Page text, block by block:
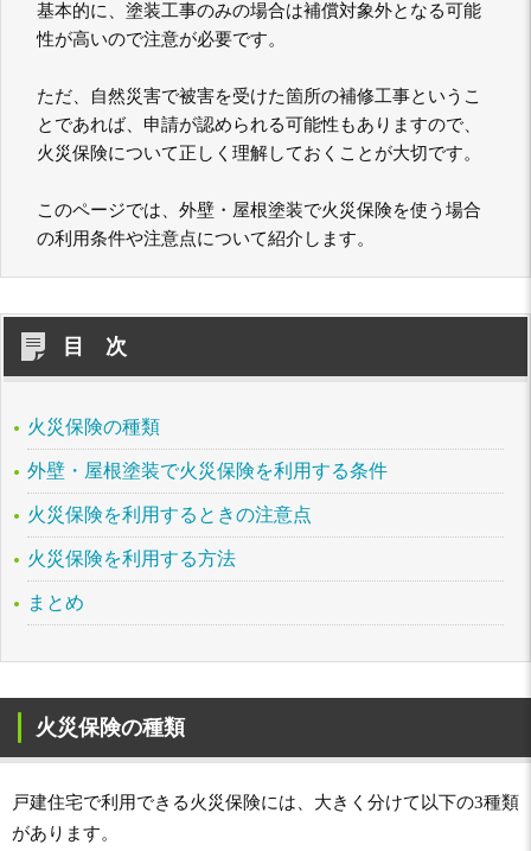
基本的に、塗装工事のみの場合は補償対象外となる可能
性が高いので注意が必要です。
ただ、自然災害で被害を受けた箇所の補修工事というこ
とであれば、申請が認められる可能性もありますので、
火災保険について正しく理解しておくことが大切です。
このページでは、外壁・屋根塗装で火災保険を使う場合
の利用条件や注意点について紹介します。
目 次
火災保険の種類
外壁・屋根塗装で火災保険を利用する条件
火災保険を利用するときの注意点
火災保険を利用する方法
まとめ
火災保険の種類
戸建住宅で利用できる火災保険には、大きく分けて以下の3種類
があります。